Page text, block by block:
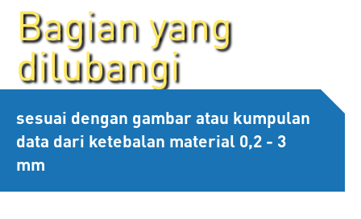
Bagian yang
dilubangi
sesuai dengan gambar atau kumpulan
data dari ketebalan material 0,2 - 3
mm